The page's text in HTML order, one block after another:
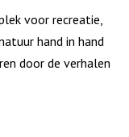
voor recreatie,
hand in hand
door de verhalen